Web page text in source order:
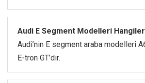
Audi E Segment Modelleri
Audi’nin E segment araba modelleri
E-tron GT’dir.